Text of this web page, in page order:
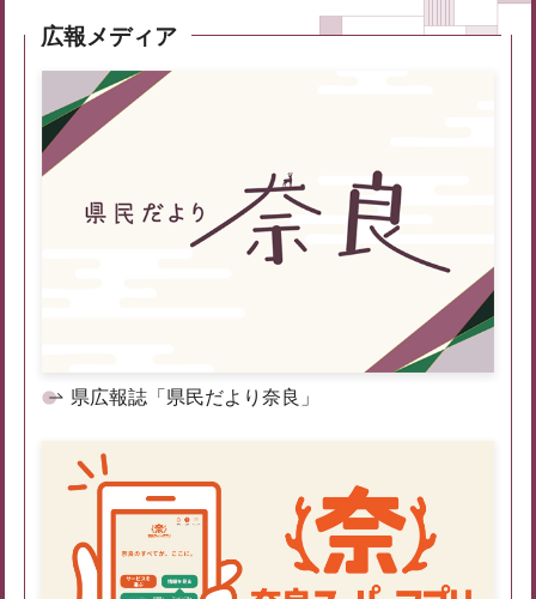
広報メディア
県広報誌「県民だより奈良」